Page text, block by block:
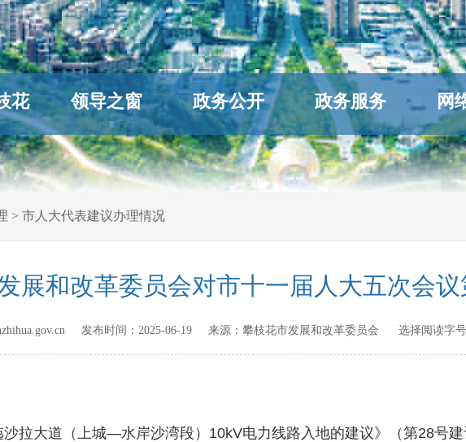
花 领导之窗 政务公开 政务服务 网
> 市人大代表建议办理情况
展和改革委员会对市十一届人大五次会
发布时间： 2025-06-19来源： 攀枝花市发展和改革委员会 选择阅读字
大道（上城—水岸沙湾段）10kV电力线路入地的建议》（第28号建